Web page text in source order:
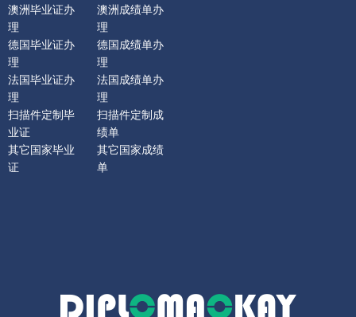
澳洲毕业证办
理
德国毕业证办
理
法国毕业证办
理
扫描件定制毕
业证
其它国家毕业
证
澳洲成绩单办
理
德国成绩单办
理
法国成绩单办
理
扫描件定制成
绩单
其它国家成绩
单